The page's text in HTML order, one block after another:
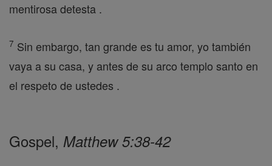
mentirosa detesta .
7 Sin embargo, tan grande es tu amor, yo también
vaya a su casa, y antes de su arco templo santo en
el respeto de ustedes .
Gospel, Matthew 5:38-42